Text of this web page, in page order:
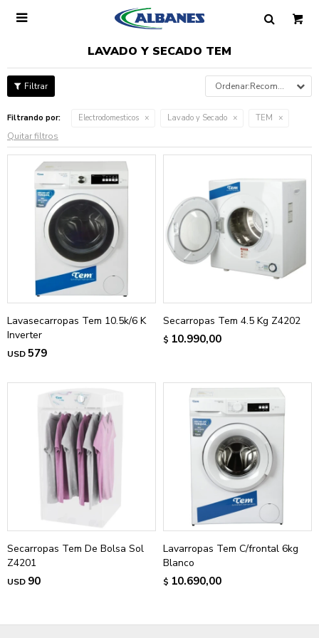

LAVADO Y SECADO TEM
Recomendados
Filtrando por: Electrodomesticos Lavado y Secado TEM
Quitar filtros
Lavasecarropas Tem 10.5k/6 K
Inverter
USD579
Secarropas Tem 4.5 Kg Z4202
$ 10.990,00
Secarropas Tem De Bolsa Sol
Z4201
USD 90
Lavarropas Tem C/frontal 6kg
Blanco
$ 10.690,00